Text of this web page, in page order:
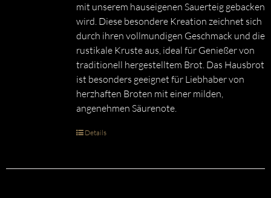
mit unserem hauseigenen Sauerteig gebacken
wird. Diese besondere Kreation zeichnet sich
durch ihren vollmundigen Geschmack und die
rustikale Kruste aus, ideal für Genießer von
traditionell hergestelltem Brot. Das Hausbrot
ist besonders geeignet für Liebhaber von
herzhaften Broten mit einer milden,
angenehmen Säurenote.
Details